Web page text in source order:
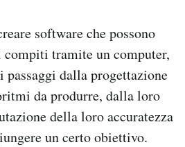
software che possono
compiti tramite un computer,
passaggi dalla progettazione
da produrre, dalla loro
della loro accuratezza
un certo obiettivo.